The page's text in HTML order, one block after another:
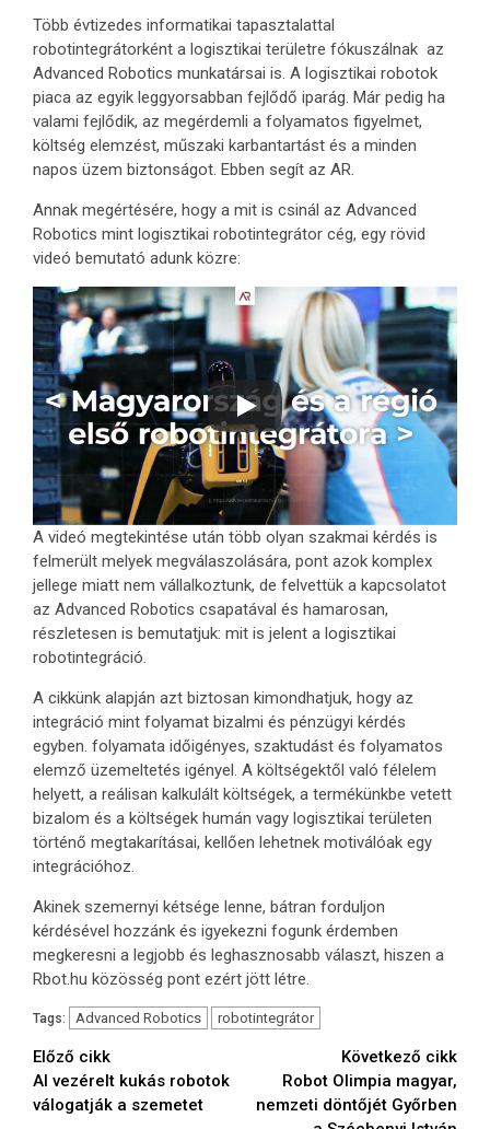
Több évtizedes informatikai tapasztalattal
robotintegrátorként a logisztikai területre fókuszálnak az
Advanced Robotics munkatársai is. A logisztikai robotok
piaca az egyik leggyorsabban fejlődő iparág. Már pedig ha
valami fejlődik, az megérdemli a folyamatos figyelmet,
költség elemzést, műszaki karbantartást és a minden
napos üzem biztonságot. Ebben segít az AR.
Annak megértésére, hogy a mit is csinál az Advanced
Robotics mint logisztikai robotintegrátor cég, egy rövid
videó bemutató adunk közre:
A videó megtekintése után több olyan szakmai kérdés is
felmerült melyek megválaszolására, pont azok komplex
jellege miatt nem vállalkoztunk, de felvettük a kapcsolatot
az Advanced Robotics csapatával és hamarosan,
részletesen is bemutatjuk: mit is jelent a logisztikai
robotintegráció.
A cikkünk alapján azt biztosan kimondhatjuk, hogy az
integráció mint folyamat bizalmi és pénzügyi kérdés
egyben. folyamata időigényes, szaktudást és folyamatos
elemző üzemeltetés igényel. A költségektől való félelem
helyett, a reálisan kalkulált költségek, a termékünkbe vetett
bizalom és a költségek humán vagy logisztikai területen
történő megtakarításai, kellően lehetnek motiválóak egy
integrációhoz.
Akinek szemernyi kétsége lenne, bátran forduljon
kérdésével hozzánk és igyekezni fogunk érdemben
megkeresni a legjobb és leghasznosabb választ, hiszen a
Rbot.hu közösség pont ezért jött létre.
Tags: Advanced Robotics robotintegrátor
Continue
Reading
Előző cikk
AI vezérelt kukás robotok
válogatják a szemetet
Következő cikk
Robot Olimpia magyar,
nemzeti döntőjét Győrben